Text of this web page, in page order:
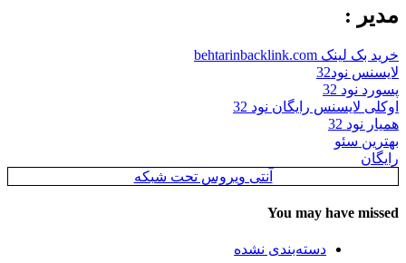
مدیر :
خرید بک لینک behtarinbacklink.com
لایسنس نود32
پسورد نود 32
اوکلی لایسنس رایگان نود 32
همیار نود 32
بهترین سئو
رایگان
آنتی ویروس تحت شبکه
You may have missed
دسته‌بندی نشده